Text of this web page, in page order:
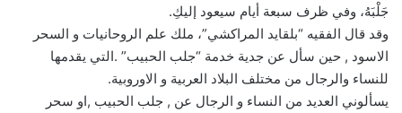
جَلْبَهُ، وفي ظرف سبعة أيام سيعود إليكِ.
وقد قال الفقيه “بلقايد المراكشي”، ملك علم الروحانيات و السحر
الاسود , حين سأل عن جدية خدمة “جلب الحبيب” .التي يقدمها
للنساء والرجال من مختلف البلاد العربية و الاوروبية.
يسألوني العديد من النساء و الرجال عن , جلب الحبيب ,او سحر